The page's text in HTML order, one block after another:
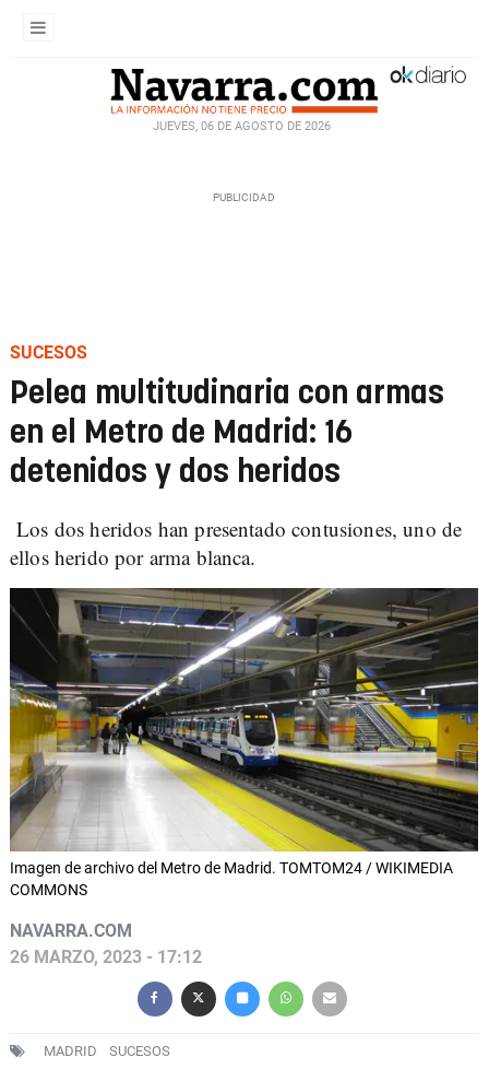
JUEVES, 06 DE AGOSTO DE 2026
SUCESOS
Pelea multitudinaria con armas
en el Metro de Madrid: 16
detenidos y dos heridos
Los dos heridos han presentado contusiones, uno de
ellos herido por arma blanca.
Imagen de archivo del Metro de Madrid. TOMTOM24 / WIKIMEDIA
COMMONS
NAVARRA.COM
26 MARZO, 2023 - 17:12
MADRID SUCESOS